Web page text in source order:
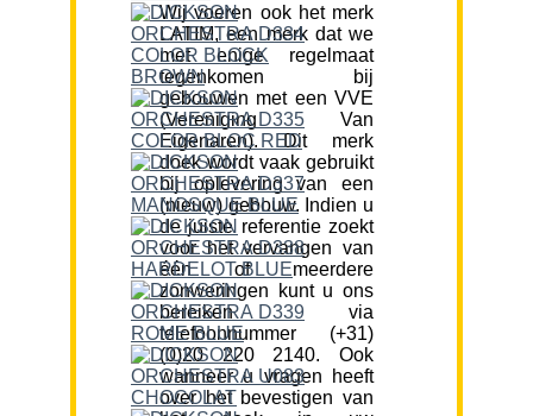
Wij voeren ook het merk
LATIM, een merk dat we
met enige regelmaat
tegenkomen bij
gebouwen met een VVE
(Vereniging Van
Eigenaren). Dit merk
doek wordt vaak gebruikt
bij oplevering van een
(nieuw) gebouw. Indien u
de juiste referentie zoekt
voor het vervangen van
één of meerdere
zonweringen kunt u ons
bereiken via
telefoonnummer (+31)
(0)20 220 2140. Ook
wanneer u vragen heeft
over het bevestigen van